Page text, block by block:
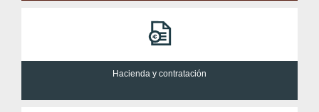
Hacienda y contratación